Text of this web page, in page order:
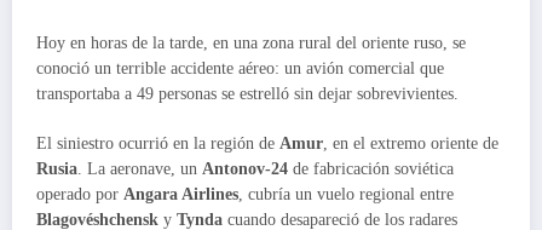
Hoy en horas de la tarde, en una zona rural del oriente ruso, se
conoció un terrible accidente aéreo: un avión comercial que
transportaba a 49 personas se estrelló sin dejar sobrevivientes.
El siniestro ocurrió en la región de Amur , en el extremo oriente de
Rusia . La aeronave, un Antonov-24 de fabricación soviética
operado por Angara Airlines , cubría un vuelo regional entre
Blagovéshchensk y Tynda cuando desapareció de los radares